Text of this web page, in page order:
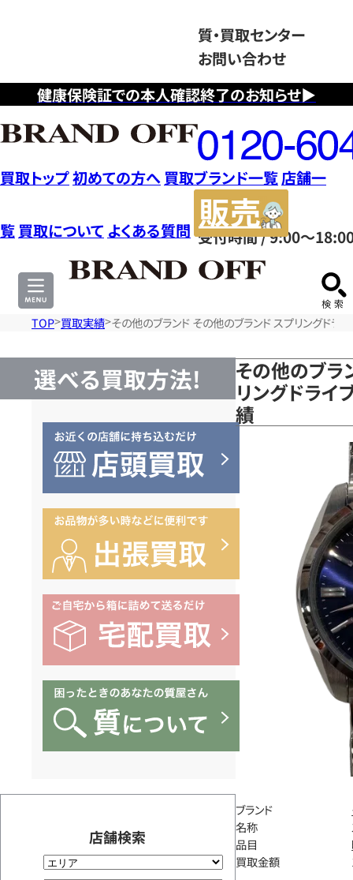
健康保険証での本人確認終了のお知らせ▶
質・買取センター
お問い合わせ
フ
リ
ー
ダ
イ
ヤ
ル
0120604117
受付時間 / 9:00～
買取トップ初めての方へ 買取ブランド一覧店舗一
覧 買取について よくある質問
サ
TOP 買取実績 その他のブランド その他のブランド スプリングド
選べる買取方法!
店舗検索
その他のブラ
リングドライ
績
ブランド
名称
品目
買取金額